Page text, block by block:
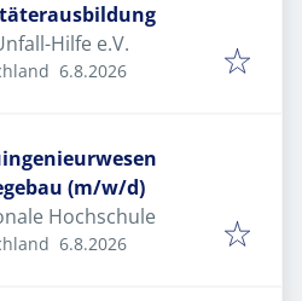
Hilfe e.V.
Veröffentlicht
6.8.2026
(m/w/d)
Hochschule
Veröffentlicht
6.8.2026